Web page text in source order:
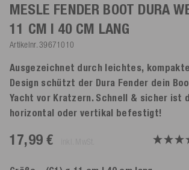
MESLE FENDER BOOT DURA
11 CM | 40 CM LANG
Artikelnr. 39671010
Ausgezeichnet durch leichtes,
Design schützt der Dura Fender dein
Yacht vor Kratzern. Schnell & sicher ist
horizontal oder vertikal befestigt!
17,99 €